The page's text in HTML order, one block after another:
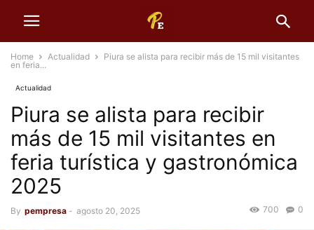
Home Actualidad
Piura se alista para recibir más de 15 mil visitantes
en feria...
Actualidad
Piura se alista para recibir
más de 15 mil visitantes en
feria turística y gastronómica
2025
By pempresa - agosto 20, 2025 0
700